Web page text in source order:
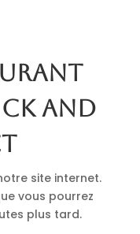
and
site internet.
vous pourrez
plus tard.